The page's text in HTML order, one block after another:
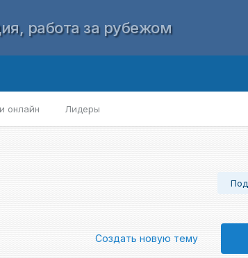
работа за рубежом
онлайн Лидеры
Создать новую тему